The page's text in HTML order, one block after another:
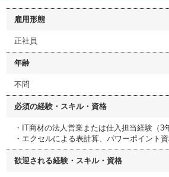
雇用形態
正社員
年齢
不問
必須の経験・スキル・資格
・IT商材の法人営業または仕入担当経験（3
・エクセルによる表計算、パワーポイント
歓迎される経験・スキル・資格